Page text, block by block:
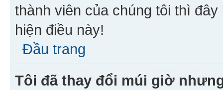
thành viên của chúng tôi thì
hiện điều này!
Đầu trang
Tôi đã thay đổi múi giờ